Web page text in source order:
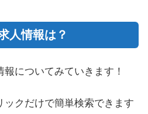
人情報は？
報についてみていきます！
ックだけで簡単検索できます